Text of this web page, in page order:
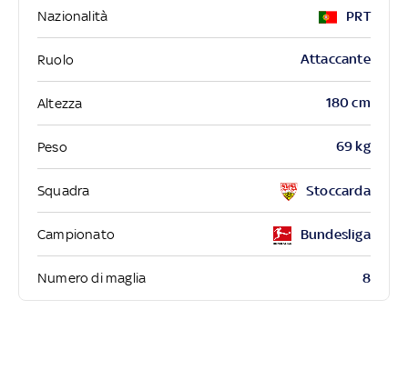
Nazionalità PRT
Ruolo Attaccante
Altezza 180 cm
Peso 69 kg
Squadra Stoccarda
Campionato Bundesliga
Numero di maglia 8